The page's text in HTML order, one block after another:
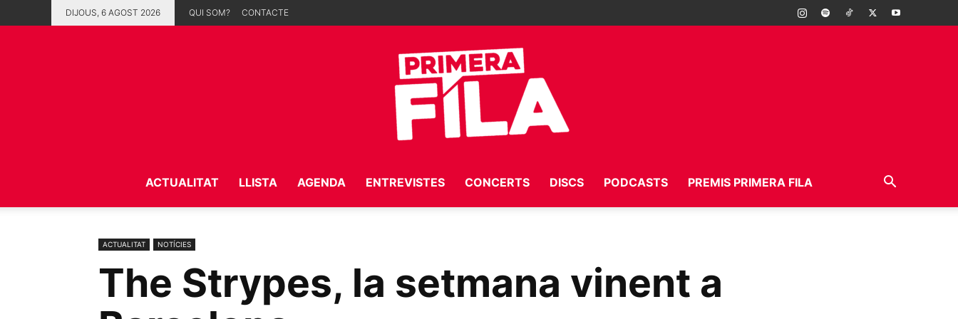
DIJOUS, 6 AGOST 2026 QUI SOM? CONTACTE
Fila
ACTUALITAT LLISTA AGENDA ENTREVISTES CONCERTS DISCS PODCASTS PREMIS PRIMERA FILA
ACTUALITAT NOTÍCIES
The Strypes, la setmana vinent a